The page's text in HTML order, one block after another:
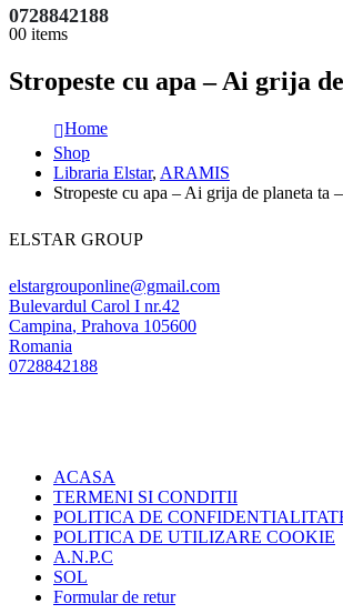
0728842188
00 items
Stropeste cu apa – Ai grija
Home
Shop
Libraria Elstar, ARAMIS
Stropeste cu apa – Ai grija de planeta
ELSTAR GROUP
elstargrouponline@gmail.com
Bulevardul Carol I nr.42
Campina, Prahova 105600
Romania
0728842188
ACASA
TERMENI SI CONDITII
POLITICA DE
POLITICA DE UTILIZARE COOKIE
A.N.P.C
SOL
Formular de retur